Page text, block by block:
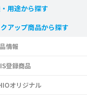
用途から探す
アップ商品から探す
情報
登録商品
オリジナル